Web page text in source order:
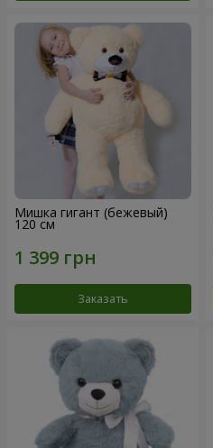
Мишка гигант (бежевый)
120 см
Заказать